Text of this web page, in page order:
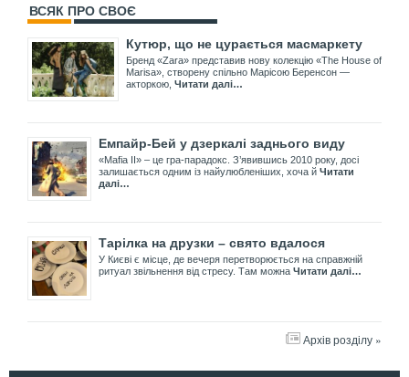
ВСЯК ПРО СВОЄ
Кутюр, що не цурається масмаркету
Бренд «Zara» представив нову колекцію «The House of
Marisa», створену спільно Марісою Беренсон —
акторкою, Читати далі…
Емпайр-Бей у дзеркалі заднього виду
«Mafia II» – це гра-парадокс. З’явившись 2010 року, досі
залишається одним із найулюбленіших, хоча й Читати
далі…
Тарілка на друзки – свято вдалося
У Києві є місце, де вечеря перетворюється на справжній
ритуал звільнення від стресу. Там можна Читати далі…
Архів розділу »